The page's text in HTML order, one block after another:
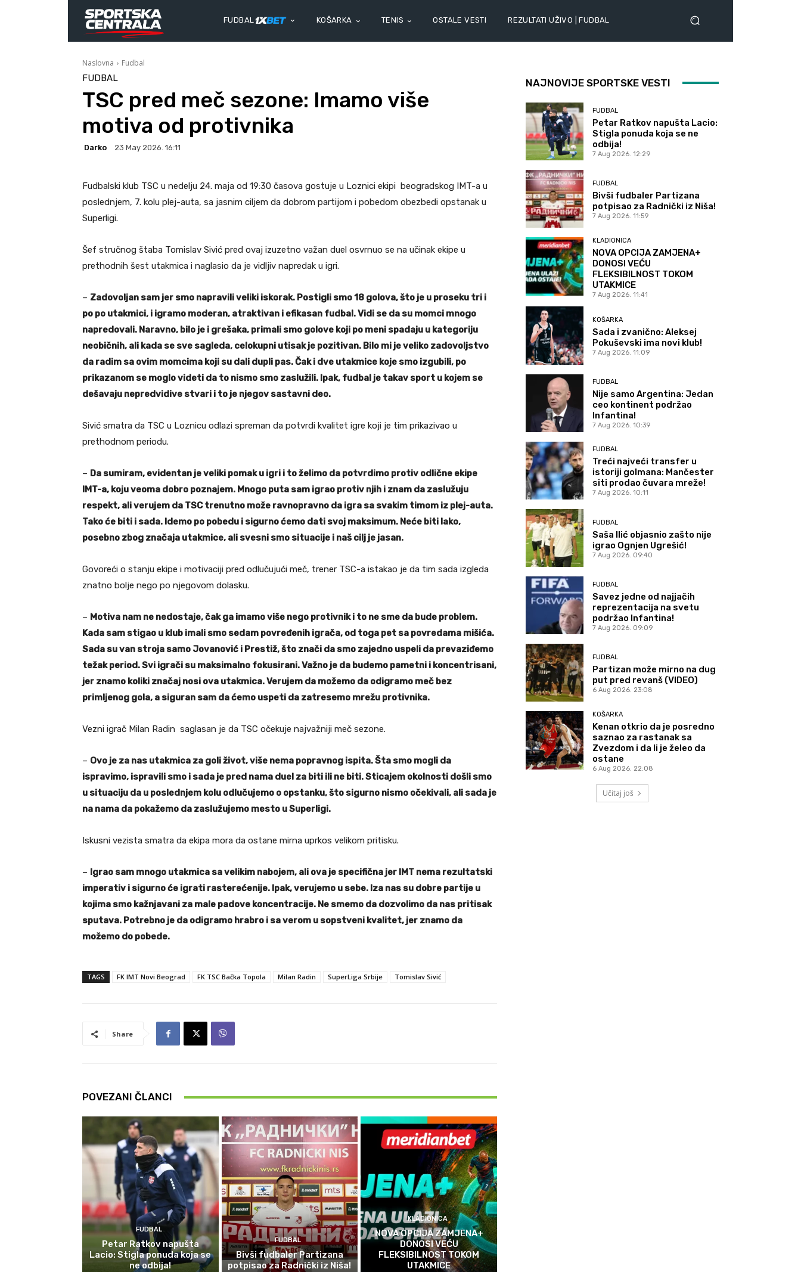
FUDBAL KOŠARKA TENIS OSTALE VESTI REZULTATI UŽIVO | FUDBAL
Naslovna Fudbal
FUDBAL
TSC pred meč sezone: Imamo više
motiva od protivnika
Darko 23 May 2026. 16:11
Fudbalski klub TSC u nedelju 24. maja od 19:30 časova gostuje u Loznici ekipi beogradskog IMT-a u
poslednjem, 7. kolu plej-auta, sa jasnim ciljem da dobrom partijom i pobedom obezbedi opstanak u
Superligi.
Šef stručnog štaba Tomislav Sivić pred ovaj izuzetno važan duel osvrnuo se na učinak ekipe u
prethodnih šest utakmica i naglasio da je vidljiv napredak u igri.
– Zadovoljan sam jer smo napravili veliki iskorak. Postigli smo 18 golova, što je u proseku tri i
po po utakmici, i igramo moderan, atraktivan i efikasan fudbal. Vidi se da su momci mnogo
napredovali. Naravno, bilo je i grešaka, primali smo golove koji po meni spadaju u kategoriju
neobičnih, ali kada se sve sagleda, celokupni utisak je pozitivan. Bilo mi je veliko zadovoljstvo
da radim sa ovim momcima koji su dali dupli pas. Čak i dve utakmice koje smo izgubili, po
prikazanom se moglo videti da to nismo smo zaslužili. Ipak, fudbal je takav sport u kojem se
dešavaju nepredvidive stvari i to je njegov sastavni deo.
Sivić smatra da TSC u Loznicu odlazi spreman da potvrdi kvalitet igre koji je tim prikazivao u
prethodnom periodu.
– Da sumiram, evidentan je veliki pomak u igri i to želimo da potvrdimo protiv odlične ekipe
IMT-a, koju veoma dobro poznajem. Mnogo puta sam igrao protiv njih i znam da zaslužuju
respekt, ali verujem da TSC trenutno može ravnopravno da igra sa svakim timom iz plej-auta.
Tako će biti i sada. Idemo po pobedu i sigurno ćemo dati svoj maksimum. Neće biti lako,
posebno zbog značaja utakmice, ali svesni smo situacije i naš cilj je jasan.
Govoreći o stanju ekipe i motivaciji pred odlučujući meč, trener TSC-a istakao je da tim sada izgleda
znatno bolje nego po njegovom dolasku.
– Motiva nam ne nedostaje, čak ga imamo više nego protivnik i to ne sme da bude problem.
Kada sam stigao u klub imali smo sedam povređenih igrača, od toga pet sa povredama mišića.
Sada su van stroja samo Jovanović i Prestiž, što znači da smo zajedno uspeli da prevaziđemo
težak period. Svi igrači su maksimalno fokusirani. Važno je da budemo pametni i koncentrisani,
jer znamo koliki značaj nosi ova utakmica. Verujem da možemo da odigramo meč bez
primljenog gola, a siguran sam da ćemo uspeti da zatresemo mrežu protivnika.
Vezni igrač Milan Radin saglasan je da TSC očekuje najvažniji meč sezone.
– Ovo je za nas utakmica za goli život, više nema popravnog ispita. Šta smo mogli da
ispravimo, ispravili smo i sada je pred nama duel za biti ili ne biti. Sticajem okolnosti došli smo
u situaciju da u poslednjem kolu odlučujemo o opstanku, što sigurno nismo očekivali, ali sada je
na nama da pokažemo da zaslužujemo mesto u Superligi.
Iskusni vezista smatra da ekipa mora da ostane mirna uprkos velikom pritisku.
– Igrao sam mnogo utakmica sa velikim nabojem, ali ova je specifična jer IMT nema rezultatski
imperativ i sigurno će igrati rasterećenije. Ipak, verujemo u sebe. Iza nas su dobre partije u
kojima smo kažnjavani za male padove koncentracije. Ne smemo da dozvolimo da nas pritisak
sputava. Potrebno je da odigramo hrabro i sa verom u sopstveni kvalitet, jer znamo da
možemo do pobede.
TAGS FK IMT Novi Beograd FK TSC Bačka Topola Milan Radin SuperLiga Srbije Tomislav Sivić
Share
POVEZANI ČLANCI
FUDBAL
Petar Ratkov napušta
Lacio: Stigla ponuda koja se
ne odbija!
FUDBAL
Bivši fudbaler Partizana
potpisao za Radnički iz Niša!
KLADIONICA
NOVA OPCIJA ZAMJENA+
DONOSI VEĆU
FLEKSIBILNOST TOKOM
UTAKMICE
NAJNOVIJE SPORTSKE VESTI
FUDBAL
Petar Ratkov napušta Lacio:
Stigla ponuda koja se ne
odbija!
7 Aug 2026. 12:29
FUDBAL
Bivši fudbaler Partizana
potpisao za Radnički iz Niša!
7 Aug 2026. 11:59
KLADIONICA
NOVA OPCIJA ZAMJENA+
DONOSI VEĆU
FLEKSIBILNOST TOKOM
UTAKMICE
7 Aug 2026. 11:41
KOŠARKA
Sada i zvanično: Aleksej
Pokuševski ima novi klub!
7 Aug 2026. 11:09
FUDBAL
Nije samo Argentina: Jedan
ceo kontinent podržao
Infantina!
7 Aug 2026. 10:39
FUDBAL
Treći najveći transfer u
istoriji golmana: Mančester
siti prodao čuvara mreže!
7 Aug 2026. 10:11
FUDBAL
Saša Ilić objasnio zašto nije
igrao Ognjen Ugrešić!
7 Aug 2026. 09:40
FUDBAL
Savez jedne od najjačih
reprezentacija na svetu
podržao Infantina!
7 Aug 2026. 09:09
FUDBAL
Partizan može mirno na dug
put pred revanš (VIDEO)
6 Aug 2026. 23:08
KOŠARKA
Kenan otkrio da je posredno
saznao za rastanak sa
Zvezdom i da li je želeo da
ostane
6 Aug 2026. 22:08
Učitaj još